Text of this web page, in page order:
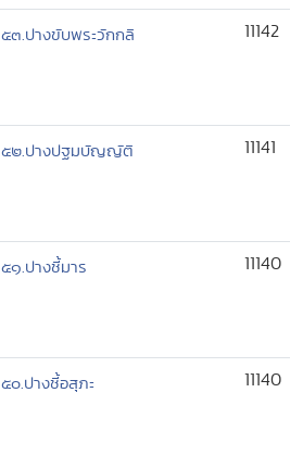
๕๓.ปางขับพระวักกลิ 11142
๕๒.ปางปฐมบัญญัติ 11141
๕๑.ปางชี้มาร 11140
๕๐.ปางชี้อสุภะ 11140